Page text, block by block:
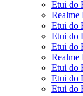
Etui do
Realme
Etui do
Etui do
Etui do
Realme
Etui do
Etui do
Etui do